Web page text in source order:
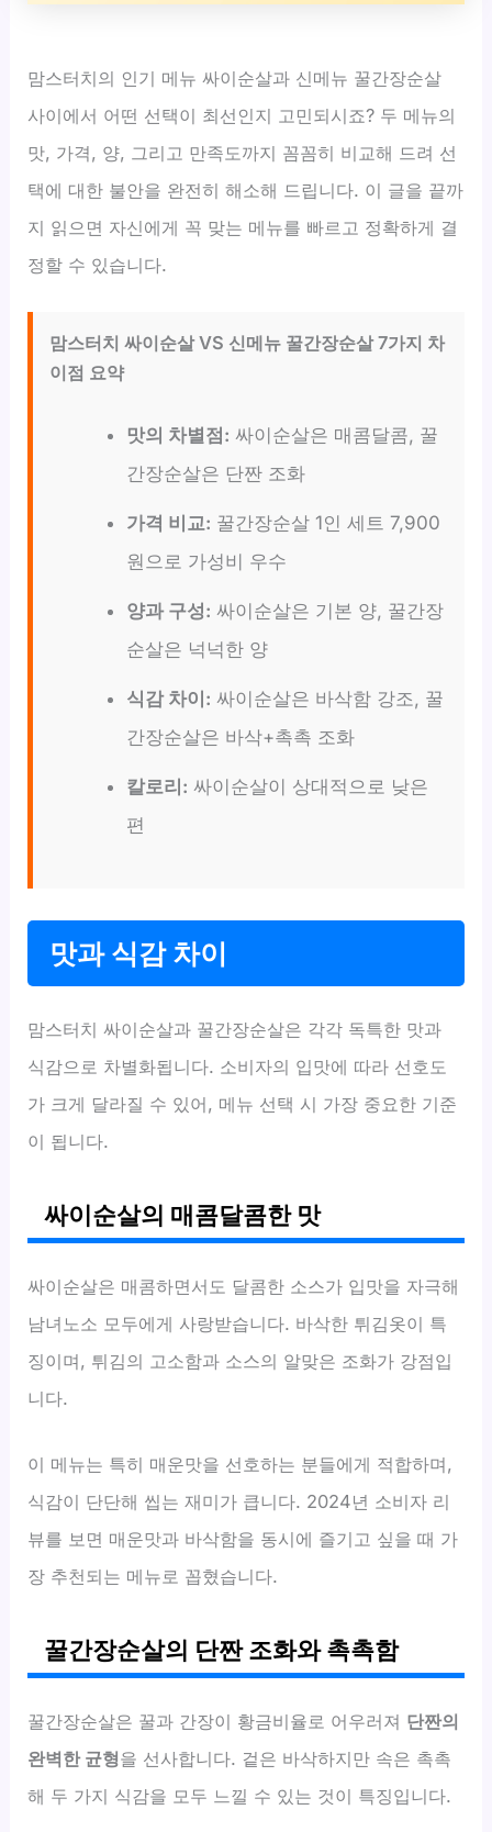
맘스터치의 인기 메뉴 싸이순살과 신메뉴 꿀간장순살
사이에서 어떤 선택이 최선인지 고민되시죠? 두 메뉴의
맛, 가격, 양, 그리고 만족도까지 꼼꼼히 비교해 드려 선
택에 대한 불안을 완전히 해소해 드립니다. 이 글을 끝까
지 읽으면 자신에게 꼭 맞는 메뉴를 빠르고 정확하게 결
정할 수 있습니다.
맘스터치 싸이순살 VS 신메뉴 꿀간장순살 7가지 차
이점 요약
맛의 차별점: 싸이순살은 매콤달콤, 꿀
간장순살은 단짠 조화
가격 비교: 꿀간장순살 1인 세트 7,900
원으로 가성비 우수
양과 구성: 싸이순살은 기본 양, 꿀간장
순살은 넉넉한 양
식감 차이: 싸이순살은 바삭함 강조, 꿀
간장순살은 바삭+촉촉 조화
칼로리: 싸이순살이 상대적으로 낮은
편
맛과 식감 차이
맘스터치 싸이순살과 꿀간장순살은 각각 독특한 맛과
식감으로 차별화됩니다. 소비자의 입맛에 따라 선호도
가 크게 달라질 수 있어, 메뉴 선택 시 가장 중요한 기준
이 됩니다.
싸이순살의 매콤달콤한 맛
싸이순살은 매콤하면서도 달콤한 소스가 입맛을 자극해
남녀노소 모두에게 사랑받습니다. 바삭한 튀김옷이 특
징이며, 튀김의 고소함과 소스의 알맞은 조화가 강점입
니다.
이 메뉴는 특히 매운맛을 선호하는 분들에게 적합하며,
식감이 단단해 씹는 재미가 큽니다. 2024년 소비자 리
뷰를 보면 매운맛과 바삭함을 동시에 즐기고 싶을 때 가
장 추천되는 메뉴로 꼽혔습니다.
꿀간장순살의 단짠 조화와 촉촉함
꿀간장순살은 꿀과 간장이 황금비율로 어우러져 단짠의
완벽한 균형을 선사합니다. 겉은 바삭하지만 속은 촉촉
해 두 가지 식감을 모두 느낄 수 있는 것이 특징입니다.